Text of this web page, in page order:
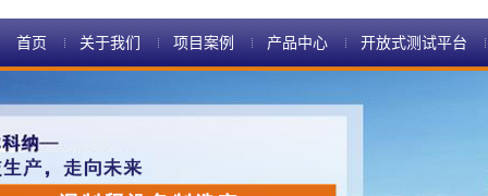
首页 关于我们 项目案例 产品中心 开放式测试平台